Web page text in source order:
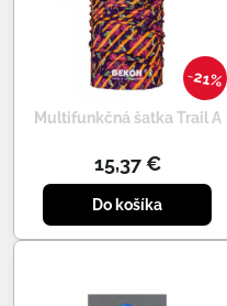
21%
Multifunkčná šatka Trail A
15,37 €
Do košíka